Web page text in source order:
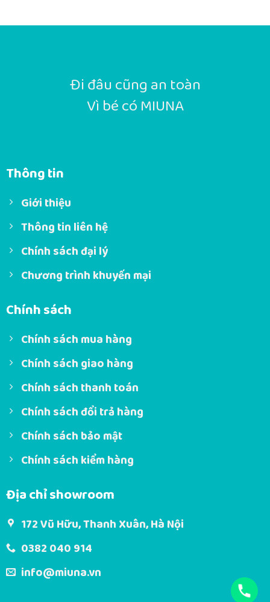
Đi đâu cũng an toàn
Vì bé có MIUNA
Thông tin
Giới thiệu
Thông tin liên hệ
Chính sách đại lý
Chương trình khuyến mại
Chính sách
Chính sách mua hàng
Chính sách giao hàng
Chính sách thanh toán
Chính sách đổi trả hàng
Chính sách bảo mật
Chính sách kiểm hàng
Địa chỉ showroom
172 Vũ Hữu, Thanh Xuân, Hà Nội
0382 040 914
info@miuna.vn